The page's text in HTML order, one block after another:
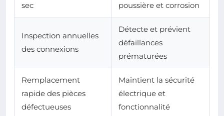
sec
poussière et corrosion
Inspection annuelles
des connexions
Détecte et prévient
défaillances
prématurées
Remplacement
rapide des pièces
défectueuses
Maintient la sécurité
électrique et
fonctionnalité